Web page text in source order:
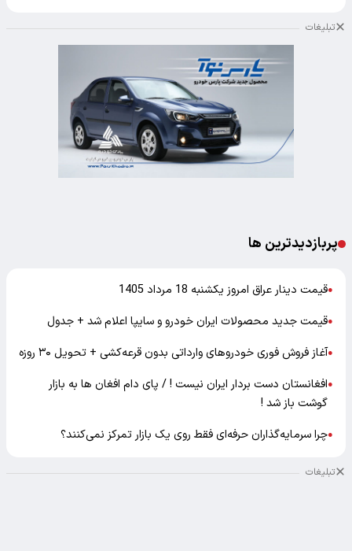
تبلیغات
پربازدیدترین ها
●قیمت دینار عراق امروز یکشنبه 18 مرداد 1405
●قیمت جدید محصولات ایران خودرو و سایپا اعلام شد + جدول
●آغاز فروش فوری خودروهای وارداتی بدون قرعه‌کشی + تحویل ۳۰ روزه
●افغانستان دست بردار ایران نیست ! / پای دام افغان ها به بازار
گوشت باز شد !
●چرا سرمایه‌گذاران حرفه‌ای فقط روی یک بازار تمرکز نمی‌کنند؟
تبلیغات